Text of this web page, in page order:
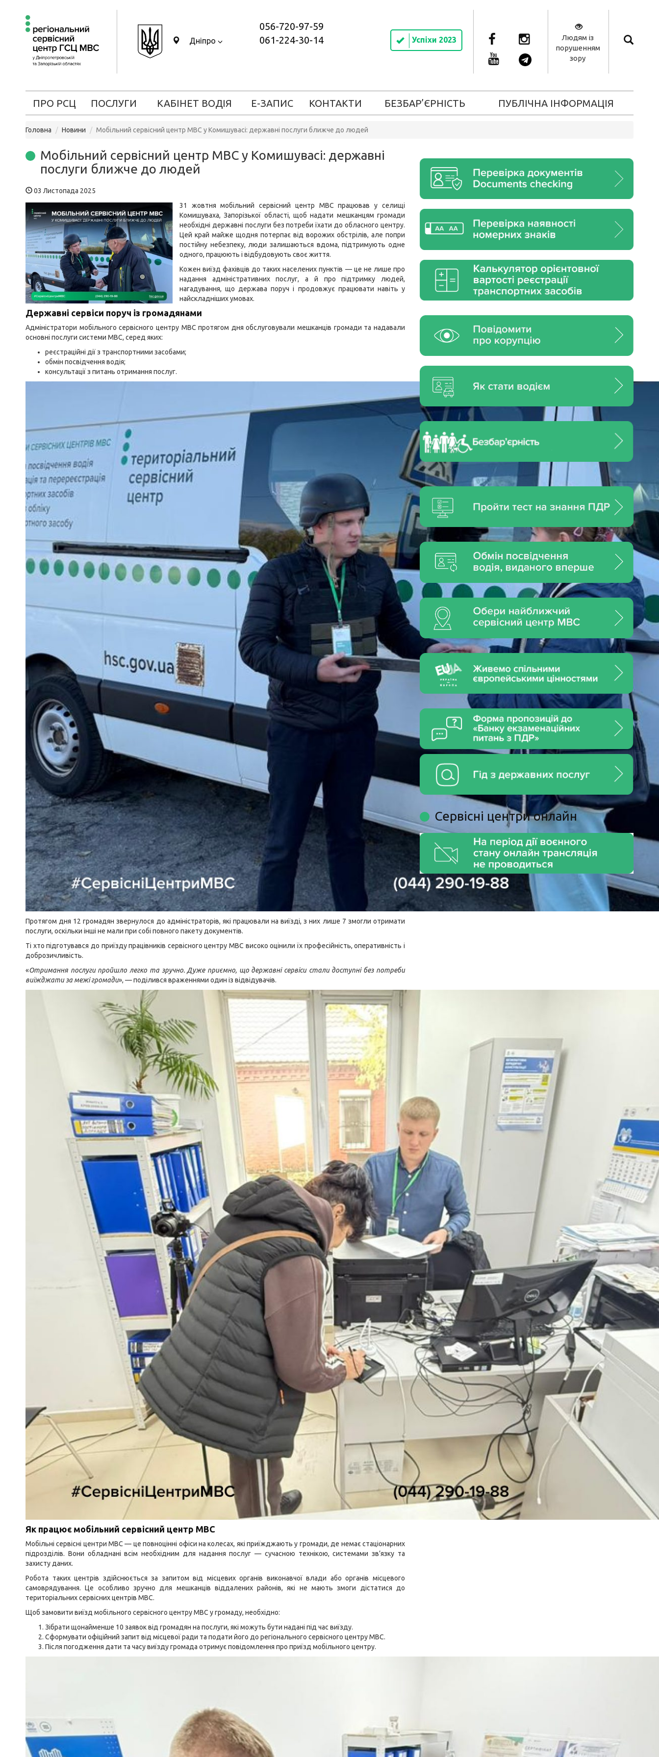
Дніпро
056-720-97-59
061-224-30-14
Успіхи 2023
Людям із
порушенням
зору
ПРО РСЦ ПОСЛУГИ КАБІНЕТ ВОДІЯ Е-ЗАПИС КОНТАКТИ БЕЗБАР’ЄРНІСТЬ ПУБЛІЧНА ІНФОРМАЦІЯ
Головна Новини Мобільний сервісний центр МВС у Комишувасі: державні послуги ближче до людей
Мобільний сервісний центр МВС у Комишувасі: державні
послуги ближче до людей
03 Листопада 2025
31 жовтня мобільний сервісний центр МВС працював у селищі
Комишуваха, Запорізької області, щоб надати мешканцям громади
необхідні державні послуги без потреби їхати до обласного центру.
Цей край майже щодня потерпає від ворожих обстрілів, але попри
постійну небезпеку, люди залишаються вдома, підтримують одне
одного, працюють і відбудовують своє життя.
Кожен виїзд фахівців до таких населених пунктів — це не лише про
надання адміністративних послуг, а й про підтримку людей,
нагадування, що держава поруч і продовжує працювати навіть у
найскладніших умовах.
Державні сервіси поруч із громадянами
Адміністратори мобільного сервісного центру МВС протягом дня обслуговували мешканців громади та надавали
основні послуги системи МВС, серед яких:
реєстраційні дії з транспортними засобами;
обмін посвідчення водія;
консультації з питань отримання послуг.
Протягом дня 12 громадян звернулося до адміністраторів, які працювали на виїзді, з них лише 7 змогли отримати
послуги, оскільки інші не мали при собі повного пакету документів.
Ті хто підготувався до приїзду працівників сервісного центру МВС високо оцінили їх професійність, оперативність і
доброзичливість.
«Отримання послуги пройшло легко та зручно. Дуже приємно, що державні сервіси стали доступні без потреби
виїжджати за межі громади», — поділився враженнями один із відвідувачів.
Як працює мобільний сервісний центр МВС
Мобільні сервісні центри МВС — це повноцінні офіси на колесах, які приїжджають у громади, де немає стаціонарних
підрозділів. Вони обладнані всім необхідним для надання послуг — сучасною технікою, системами зв’язку та
захисту даних.
Робота таких центрів здійснюється за запитом від місцевих органів виконавчої влади або органів місцевого
самоврядування. Це особливо зручно для мешканців віддалених районів, які не мають змоги дістатися до
територіальних сервісних центрів МВС.
Щоб замовити виїзд мобільного сервісного центру МВС у громаду, необхідно:
Зібрати щонайменше 10 заявок від громадян на послуги, які можуть бути надані під час виїзду.
Сформувати офіційний запит від місцевої ради та подати його до регіонального сервісного центру МВС.
Після погодження дати та часу виїзду громада отримує повідомлення про приїзд мобільного центру.
Сервiснi центри онлайн